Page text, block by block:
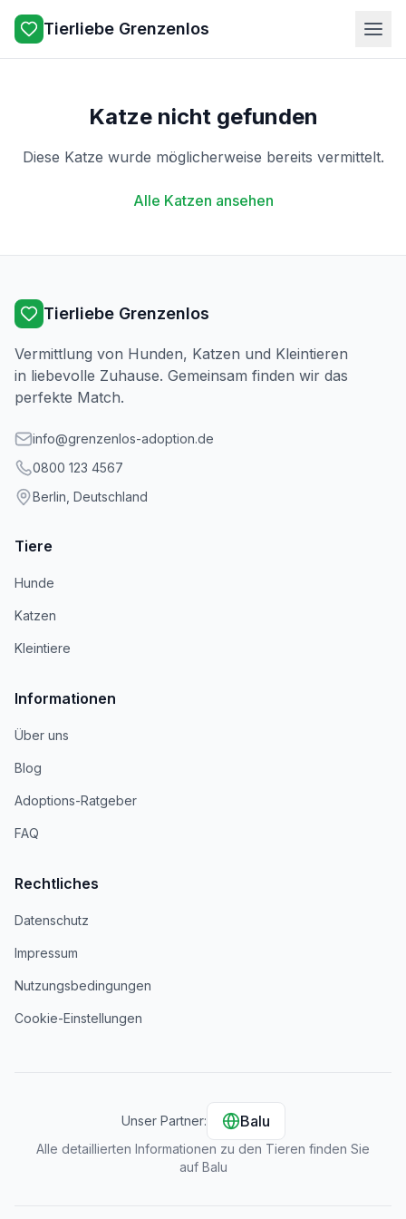
Tierliebe Grenzenlos
Katze nicht gefunden
Diese Katze wurde möglicherweise bereits vermittelt.
Alle Katzen ansehen
Tierliebe Grenzenlos
Vermittlung von Hunden, Katzen und Kleintieren
in liebevolle Zuhause. Gemeinsam finden wir das
perfekte Match.
info@grenzenlos-adoption.de
0800 123 4567
Berlin, Deutschland
Tiere
Hunde
Katzen
Kleintiere
Informationen
Über uns
Blog
Adoptions-Ratgeber
FAQ
Rechtliches
Datenschutz
Impressum
Nutzungsbedingungen
Cookie-Einstellungen
Unser Partner: Balu
Alle detaillierten Informationen zu den Tieren finden Sie
auf Balu